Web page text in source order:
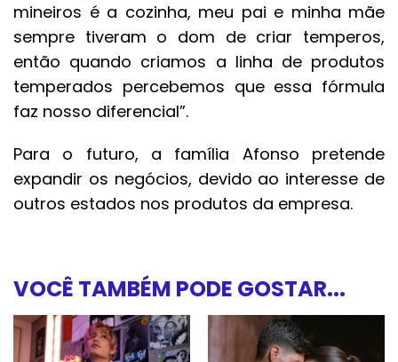
mineiros é a cozinha, meu pai e minha mãe
sempre tiveram o dom de criar temperos,
então quando criamos a linha de produtos
temperados percebemos que essa fórmula
faz nosso diferencial”.
Para o futuro, a família Afonso pretende
expandir os negócios, devido ao interesse de
outros estados nos produtos da empresa.
VOCÊ TAMBÉM PODE GOSTAR...